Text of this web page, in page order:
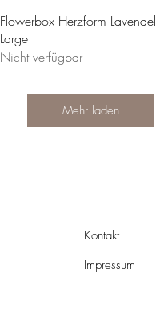
Flowerbox Herzform Lavendel
Large
Nicht verfügbar
Mehr laden
Kontakt
Impressum